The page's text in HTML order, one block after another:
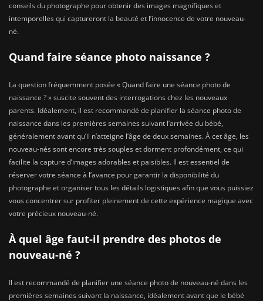
conseils du photographe pour obtenir des images magnifiques et
intemporelles qui captureront la beauté et l’innocence de votre nouveau-
né.
Quand faire séance photo naissance ?
La question fréquemment posée « Quand faire une séance photo de
naissance ? » suscite souvent des interrogations chez les nouveaux
parents. Idéalement, il est recommandé de planifier la séance photo de
naissance dans les premières semaines suivant l’arrivée du bébé,
généralement avant qu’il n’atteigne l’âge de deux semaines. À cet âge, les
nouveau-nés sont encore très souples et dorment profondément, ce qui
facilite la capture d’images adorables et paisibles. Il est essentiel de
réserver votre séance à l’avance pour garantir la disponibilité du
photographe et organiser tous les détails logistiques afin que vous puissiez
vous concentrer sur profiter pleinement de cette expérience magique avec
votre précieux nouveau-né.
À quel âge faut-il prendre des photos de
nouveau-né ?
Il est recommandé de planifier une séance photo de nouveau-né dans les
premières semaines suivant la naissance, idéalement avant que le bébé